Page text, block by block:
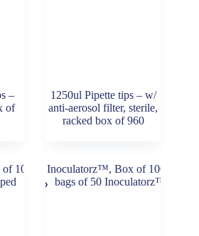
–
of
1250ul Pipette tips – w/
anti-aerosol filter, sterile,
racked box of 960